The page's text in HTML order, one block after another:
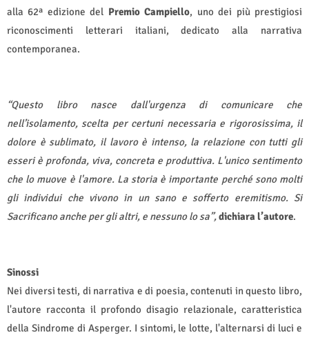
alla 62ª edizione del Premio Campiello, uno dei più prestigiosi
riconoscimenti letterari italiani, dedicato alla narrativa
contemporanea.
“Questo libro nasce dall'urgenza di comunicare che
nell’isolamento, scelta per certuni necessaria e rigorosissima, il
dolore è sublimato, il lavoro è intenso, la relazione con tutti gli
esseri è profonda, viva, concreta e produttiva. L'unico sentimento
che lo muove è l'amore. La storia è importante perché sono molti
gli individui che vivono in un sano e sofferto eremitismo. Si
Sacrificano anche per gli altri, e nessuno lo sa”,dichiara l’autore.
Sinossi
Nei diversi testi, di narrativa e di poesia, contenuti in questo libro,
l'autore racconta il profondo disagio relazionale, caratteristica
della Sindrome di Asperger. I sintomi, le lotte, l'alternarsi di luci e